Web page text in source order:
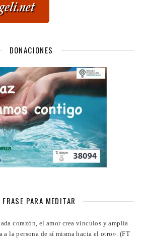
DONACIONES
FRASE PARA MEDITAR
corazón, el amor crea vínculos y amplía
a la persona de sí misma hacia el otro». (FT